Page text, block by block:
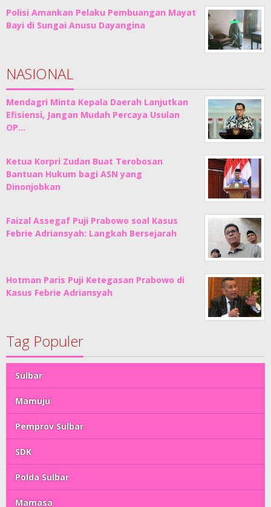
Polisi Amankan Pelaku Pembuangan Mayat
Bayi di Sungai Anusu Dayangina
NASIONAL
Mendagri Minta Kepala Daerah Lanjutkan
Efisiensi, Jangan Mudah Percaya Usulan
OP…
Ketua Korpri Zudan Buat Terobosan
Bantuan Hukum bagi ASN yang
Dinonjobkan
Faizal Assegaf Puji Prabowo soal Kasus
Febrie Adriansyah: Langkah Bersejarah
Hotman Paris Puji Ketegasan Prabowo di
Kasus Febrie Adriansyah
Tag Populer
Sulbar
Mamuju
Pemprov Sulbar
SDK
Polda Sulbar
Mamasa